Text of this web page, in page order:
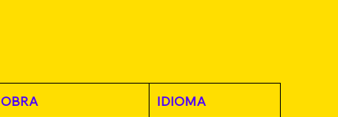
OBRA IDIOMA